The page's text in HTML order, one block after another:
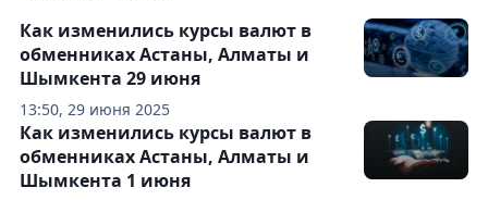
13:50, 29 июня 2025
Как изменились курсы валют в
обменниках Астаны, Алматы и
Шымкента 29 июня
Как изменились курсы валют в
обменниках Астаны, Алматы и
Шымкента 1 июня